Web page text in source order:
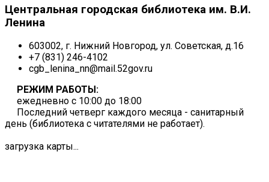
Центральная городская библиотека им. В.И.
Ленина
603002, г. Нижний Новгород, ул. Советская, д.16
+7 (831) 246-4102
cgb_lenina_nn@mail.52gov.ru
РЕЖИМ РАБОТЫ:
ежедневно с 10:00 до 18:00
Последний четверг каждого месяца - санитарный
день (библиотека с читателями не работает).
загрузка карты...